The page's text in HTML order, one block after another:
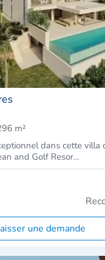
m²
dans cette villa
and Golf Resor…
une demande